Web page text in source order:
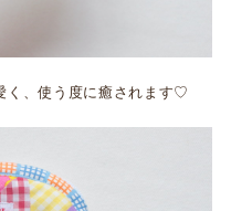
く、使う度に癒されます♡